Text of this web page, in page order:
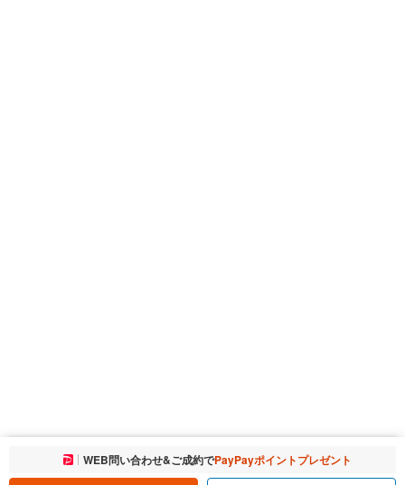
お気に入りに追加しました。 一覧を開く
WEB問い合わせ&ご成約でPayPayポイントプレゼント